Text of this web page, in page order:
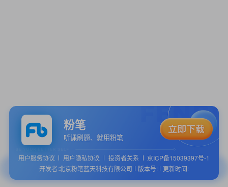
粉笔
听课刷题、就用粉笔
用户服务协议 用户隐私协议 投资者关系
京ICP备15039397号-1
开发者:北京粉笔蓝天科技有限公司
版本号: 更新时间: